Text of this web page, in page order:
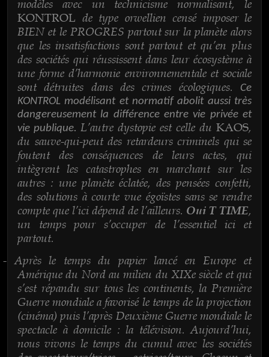
modèles avec un technicisme normalisant, le
KONTROL de type orwellien censé imposer le
BIEN et le PROGRES partout sur la planète alors
que les insatisfactions sont partout et qu’en plus
des sociétés qui réussissent dans leur écosystème à
une forme d’harmonie environnementale et sociale
sont détruites dans des crimes écologiques.
Ce
KONTROL modélisant et normatif abolit aussi très
dangereusement la différence entre vie privée et
vie publique. L’autre dystopie est celle du KAOS,
du sauve-qui-peut des retardeurs criminels qui se
foutent des conséquences de leurs actes, qui
intègrent les catastrophes en marchant sur les
autres : une planète éclatée, des pensées confetti,
des solutions à courte vue égoïstes sans se rendre
compte que l’ici dépend de l’ailleurs. Oui T TIME,
un temps pour s’occuper de l’essentiel ici et
partout.
- Après le temps du papier lancé en Europe et
Amérique du Nord au milieu du XIXe siècle et qui
s’est répandu sur tous les continents, la Première
Guerre mondiale a favorisé le temps de la projection
(cinéma) puis l’après Deuxième Guerre mondiale le
spectacle à domicile : la télévision. Aujourd’hui,
nous vivons le temps du cumul avec les sociétés